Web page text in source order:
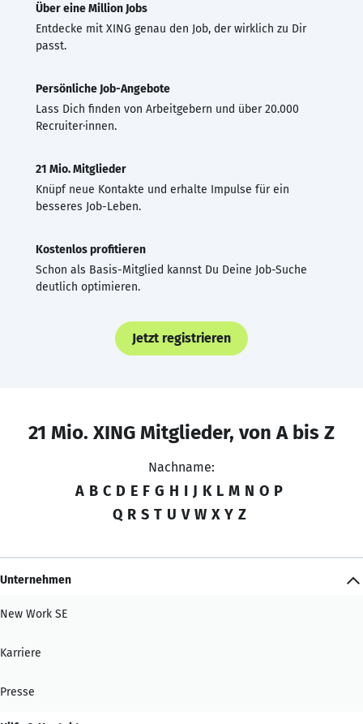
Über eine Million Jobs
Entdecke mit XING genau den Job, der wirklich zu Dir
passt.
Persönliche Job-Angebote
Lass Dich finden von Arbeitgebern und über 20.000
Recruiter·innen.
21 Mio. Mitglieder
Knüpf neue Kontakte und erhalte Impulse für ein
besseres Job-Leben.
Kostenlos profitieren
Schon als Basis-Mitglied kannst Du Deine Job-Suche
deutlich optimieren.
Jetzt registrieren
21 Mio. XING Mitglieder, von A bis Z
Nachname:
A B C D E F G H I J K L M N O P
Q R S T U V W X Y Z
Unternehmen
New Work SE
Karriere
Presse